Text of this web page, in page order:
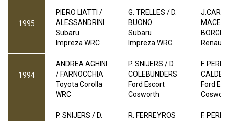
1995
PIERO LIATTI /
ALESSANDRINI
Subaru
Impreza WRC
G. TRELLES / D.
BUONO
Subaru
Impreza WRC
BORGES
Renault
1994
ANDREA AGHINI
/ FARNOCCHIA
Toyota Corolla
WRC
P. SNIJERS / D.
COLEBUNDERS
Ford Escort
Cosworth
F.
Ford
P. SNIJERS / D.
R. FERREYROS
F.